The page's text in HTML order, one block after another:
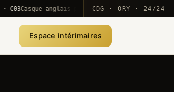
Casque anglais positionné · rotation MEA ·
CDG · ORY · 24/24
Espace intérimaires